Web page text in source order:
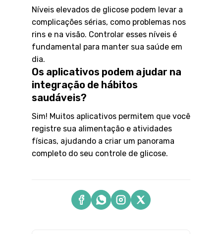
Níveis elevados de glicose podem levar a
complicações sérias, como problemas nos
rins e na visão. Controlar esses níveis é
fundamental para manter sua saúde em
dia.
Os aplicativos podem ajudar na
integração de hábitos
saudáveis?
Sim! Muitos aplicativos permitem que você
registre sua alimentação e atividades
físicas, ajudando a criar um panorama
completo do seu controle de glicose.